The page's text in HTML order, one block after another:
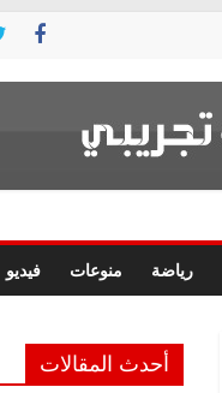
رياضة منوعات فيديو
أحدث المقالات